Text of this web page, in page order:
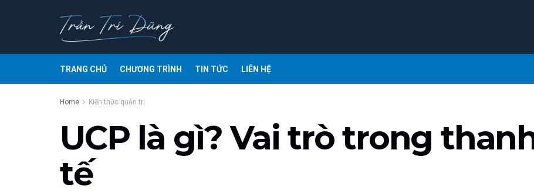
TRANG CHỦ CHƯƠNG TRÌNH TIN TỨC LIÊN HỆ
Home Kiến thức quản trị
UCP là gì? Vai trò trong
tế